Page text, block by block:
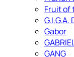
Fruit of
G.I.G.A.
Gabor
GANG